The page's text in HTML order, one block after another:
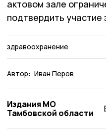
актовом зале
подтвердить участие
здравоохранение
Автор: Иван Перов
Издания МО
Тамбовской области